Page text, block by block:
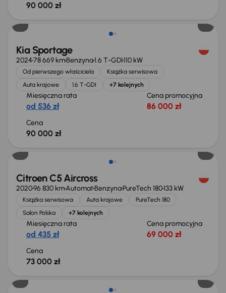
90 000 zł
Kia Sportage
202478 669 kmBenzyna1.6 T-GDI110 kW
Od pierwszego właściciela
Książka serwisowa
Auta krajowe
1.6 T-GDI +7 kolejnych
Miesięczna rata
od 536 zł
Cena promocyjna
86 000 zł
Cena
90 000 zł
Citroen C5 Aircross
202096 830 kmAutomatBenzynaPureTech 180133 kW
Książka serwisowa Auta krajowe
PureTech 180
Salon Polska
+7 kolejnych
Miesięczna rata
od 435 zł
Cena promocyjna
69 000 zł
Cena
73 000 zł